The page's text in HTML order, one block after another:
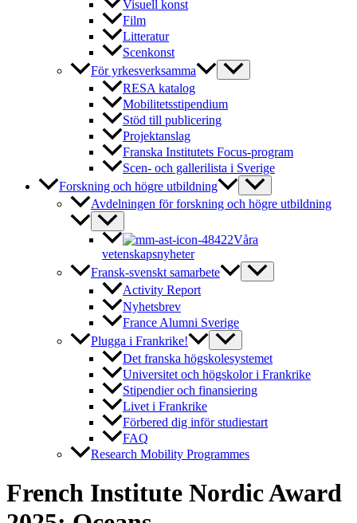
Visuell konst
Film
Litteratur
Scenkonst
För yrkesverksamma
RESA katalog
Mobilitetsstipendium
Stöd till publicering
Projektanslag
Franska Institutets Focus-program
Scen- och gallerilista i Sverige
Forskning och högre utbildning
Avdelningen för forskning och högre utbildning
Våra
vetenskapsnyheter
Fransk-svenskt samarbete
Activity Report
Nyhetsbrev
France Alumni Sverige
Plugga i Frankrike!
Det franska högskolesystemet
Universitet och högskolor i Frankrike
Stipendier och finansiering
Livet i Frankrike
Förbered dig inför studiestart
FAQ
Research Mobility Programmes
French Institute Nordic Award